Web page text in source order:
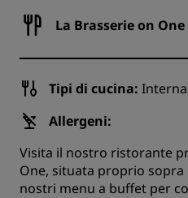
La Brasserie on One
Tipi di cucina:
Allergeni:
Visita il nostro ristorante
One, situata proprio sopra
nostri menu a buffet per